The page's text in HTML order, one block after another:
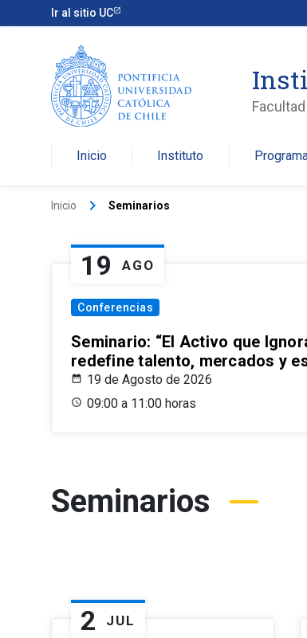
Ir al sitio UC
Inicio Instituto
Inicio keyboard_arrow_right Seminarios
19 AGO
Conferencias
Seminario: “El Activo que
redefine talento, mercados y
19 de Agosto de 2026
09:00 a 11:00 horas
Seminarios
2 JUL